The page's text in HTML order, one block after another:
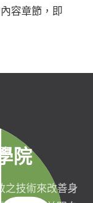
容章節，即
院
之技術來改善身